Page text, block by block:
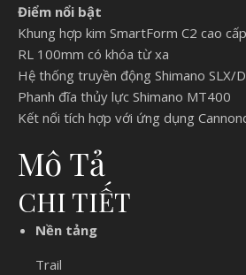
Điểm nổi bật
Khung hợp kim SmartForm C2 cao
RL 100mm có khóa từ xa
Hệ thống truyền động Shimano
Phanh đĩa thủy lực Shimano MT400
Kết nối tích hợp với ứng dụng
Mô Tả
CHI TIẾT
Nền tảng
Trail